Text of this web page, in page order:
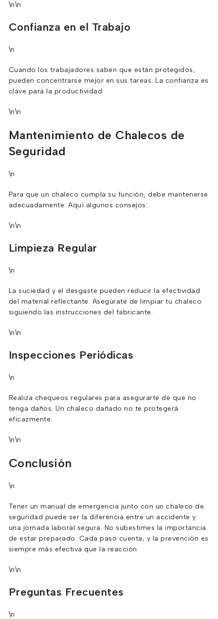
\n\n
Confianza en el Trabajo
\n
Cuando los trabajadores saben que están protegidos,
pueden concentrarse mejor en sus tareas. La confianza es
clave para la productividad.
\n\n
Mantenimiento de Chalecos de
Seguridad
\n
Para que un chaleco cumpla su función, debe mantenerse
adecuadamente. Aquí algunos consejos:
\n\n
Limpieza Regular
\n
La suciedad y el desgaste pueden reducir la efectividad
del material reflectante. Asegúrate de limpiar tu chaleco
siguiendo las instrucciones del fabricante.
\n\n
Inspecciones Periódicas
\n
Realiza chequeos regulares para asegurarte de que no
tenga daños. Un chaleco dañado no te protegerá
eficazmente.
\n\n
Conclusión
\n
Tener un manual de emergencia junto con un chaleco de
seguridad puede ser la diferencia entre un accidente y
una jornada laboral segura. No subestimes la importancia
de estar preparado. Cada paso cuenta, y la prevención es
siempre más efectiva que la reacción.
\n\n
Preguntas Frecuentes
\n